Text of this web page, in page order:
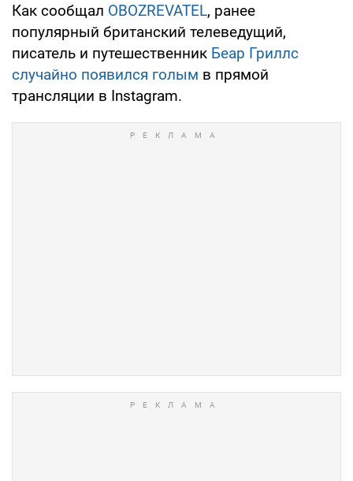
Как сообщал OBOZREVATEL, ранее
популярный британский телеведущий,
писатель и путешественник Беар Гриллс
случайно появился голым в прямой
трансляции в Instagram.